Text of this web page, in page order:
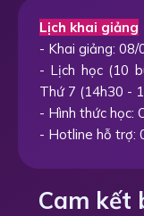
Lịch khai giảng
- Khai giảng: 08/
- Lịch học (10
Thứ 7 (14h30 -
- Hình thức học:
- Hotline hỗ trợ:
Cam kết